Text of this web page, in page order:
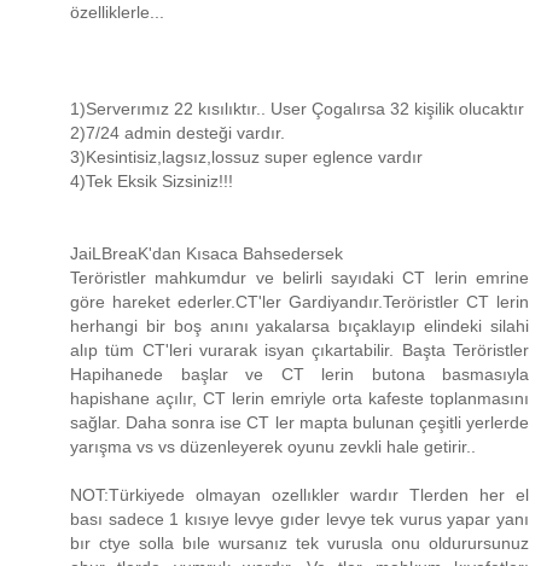
özelliklerle...
1)Serverımız 22 kısılıktır.. User Çogalırsa 32 kişilik olucaktır
2)7/24 admin desteği vardır.
3)Kesintisiz,lagsız,lossuz super eglence vardır
4)Tek Eksik Sizsiniz!!!
JaiLBreaK'dan Kısaca Bahsedersek
Teröristler mahkumdur ve belirli sayıdaki CT lerin emrine
göre hareket ederler.CT'ler Gardiyandır.Teröristler CT lerin
herhangi bir boş anını yakalarsa bıçaklayıp elindeki silahi
alıp tüm CT'leri vurarak isyan çıkartabilir. Başta Teröristler
Hapihanede başlar ve CT lerin butona basmasıyla
hapishane açılır, CT lerin emriyle orta kafeste toplanmasını
sağlar. Daha sonra ise CT ler mapta bulunan çeşitli yerlerde
yarışma vs vs düzenleyerek oyunu zevkli hale getirir..
NOT:Türkiyede olmayan ozellıkler wardır Tlerden her el
bası sadece 1 kısıye levye gıder levye tek vurus yapar yanı
bır ctye solla bıle wursanız tek vurusla onu oldurursunuz